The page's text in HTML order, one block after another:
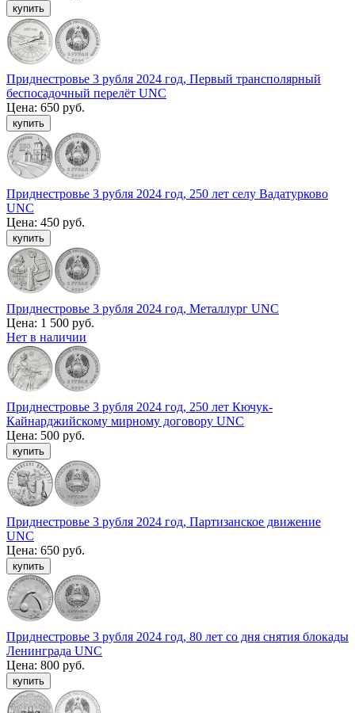
Приднестровье 3 рубля 2024 год, Первый трансполярный
беспосадочный перелёт UNC
Цена: 650 руб.
Приднестровье 3 рубля 2024 год, 250 лет селу Вадатурково
UNC
Цена: 450 руб.
Приднестровье 3 рубля 2024 год, Металлург UNC
Цена: 1 500 руб.
Нет в наличии
Приднестровье 3 рубля 2024 год, 250 лет Кючук-
Кайнарджийскому мирному договору UNC
Цена: 500 руб.
Приднестровье 3 рубля 2024 год, Партизанское движение
UNC
Цена: 650 руб.
Приднестровье 3 рубля 2024 год, 80 лет со дня снятия блокады
Ленинграда UNC
Цена: 800 руб.